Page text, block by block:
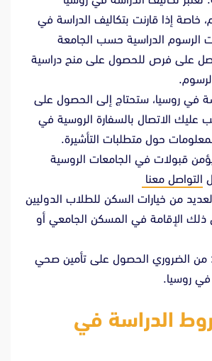
خاصة إذا قارنت بتكاليف الدراسة في
الرسوم الدراسية حسب الجامعة
على فرص للحصول على منح دراسية
في روسيا، ستحتاج إلى الحصول على
عليك الاتصال بالسفارة الروسية في
حول متطلبات التأشيرة.
قبولات في الجامعات الروسية
التواصل معنا
من خيارات السكن للطلاب الدوليين
ذلك الإقامة في المسكن الجامعي أو
من الضروري الحصول على تأمين صحي
في روسيا.
الدراسة في